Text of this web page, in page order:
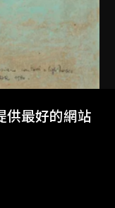
供最好的網站